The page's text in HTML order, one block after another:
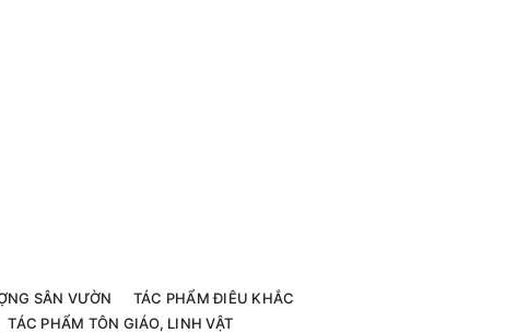
SÂN VƯỜN
TÁC PHẨM ĐIÊU KHẮC
TÁC PHẨM TÔN GIÁO, LINH VẬT